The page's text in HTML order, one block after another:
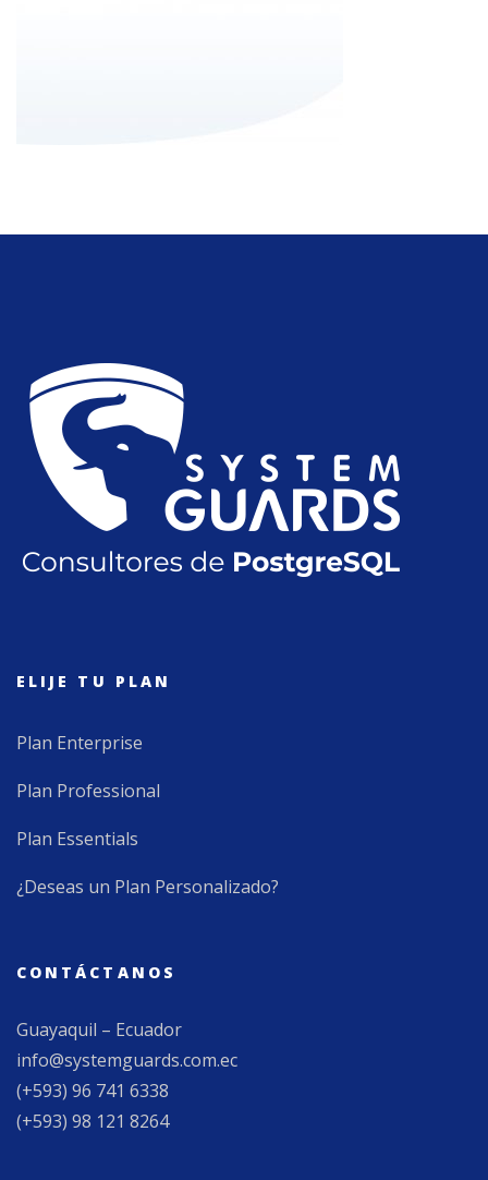
ELIJE TU PLAN
Plan Enterprise
Plan Professional
Plan Essentials
¿Deseas un Plan Personalizado?
CONTÁCTANOS
Guayaquil – Ecuador
info@systemguards.com.ec
(+593) 96 741 6338
(+593) 98 121 8264